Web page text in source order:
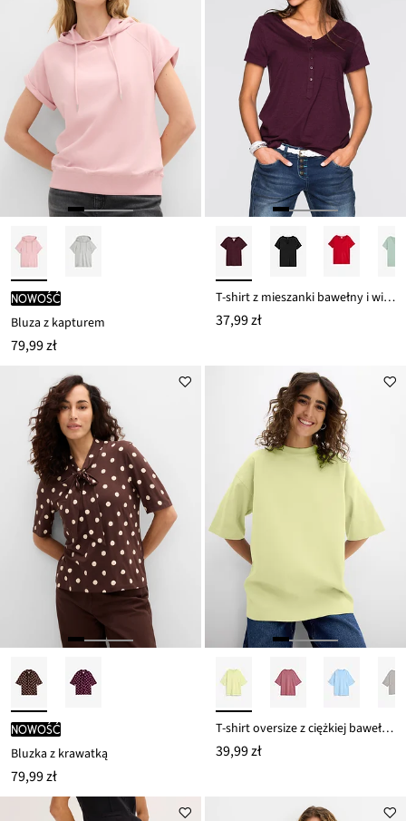
nowość
Bluza z kapturem
79,99 zł
T-shirt z mieszanki bawełny i wiskozy
37,99 zł
nowość
Bluzka z krawatką
79,99 zł
T-shirt oversize z ciężkiej bawełny organicznej
39,99 zł